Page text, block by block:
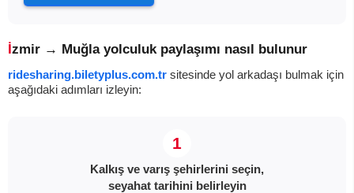
İzmir → Muğla yolculuk paylaşımı nasıl bulunur
ridesharing.biletyplus.com.tr sitesinde yol arkadaşı bulmak için
aşağıdaki adımları izleyin:
Kalkış ve varış şehirlerini seçin,
seyahat tarihini belirleyin